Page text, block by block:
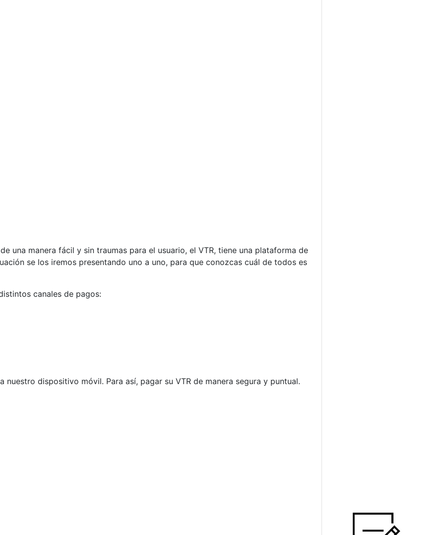
una manera fácil y sin traumas para el usuario, el VTR, tiene una plataforma de
se los iremos presentando uno a uno, para que conozcas cuál de todos es
canales de pagos:
nuestro dispositivo móvil. Para así, pagar su VTR de manera segura y puntual.